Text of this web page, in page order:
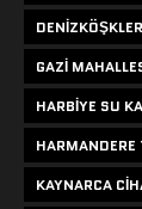
GAZI
HARBIYE SU
HARMANDERE
KAYNARCA